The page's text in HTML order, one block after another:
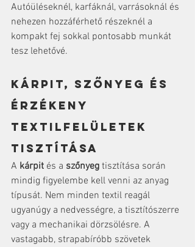
Autóüléseknél, karfáknál, varrásoknál és
nehezen hozzáférhető részeknél a
kompakt fej sokkal pontosabb munkát
tesz lehetővé.
Kárpit, szőnyeg és
érzékeny
textilfelületek
tisztítása
A kárpit és a szőnyeg tisztítása során
mindig figyelembe kell venni az anyag
típusát. Nem minden textil reagál
ugyanúgy a nedvességre, a tisztítószerre
vagy a mechanikai dörzsölésre. A
vastagabb, strapabíróbb szövetek